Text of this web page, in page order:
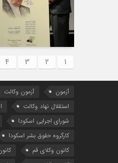
1
2
3
4
آزمون آزمون وکالت
استقلال نهاد وکالت
شورای اجرایی اسکودا
کارگروه حقوق بشر اسکودا
کانون وکلای قم